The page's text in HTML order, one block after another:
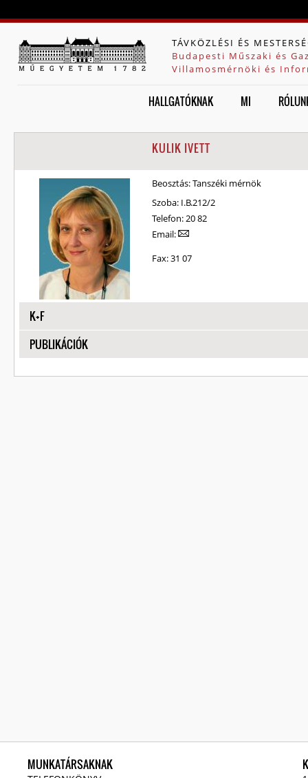
TÁVKÖZLÉSI ÉS
Budapesti Műszaki és
Villamosmérnöki és
HALLGATÓKNAK MI
KULIK IVETT
Beosztás:Tanszéki mérnök
Szoba: I.B.212/2
Telefon:20 82
Email:
Fax:31 07
MEGJELENÍTÉS
K+F
MEGJELENÍTÉS
PUBLIKÁCIÓK
MUNKATÁRSAKNAK